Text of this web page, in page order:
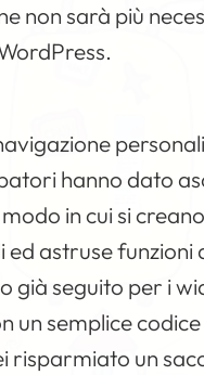
non sarà più
hanno dato
in cui si
astruse funzioni
già seguito per i
un semplice codice
risparmiato un